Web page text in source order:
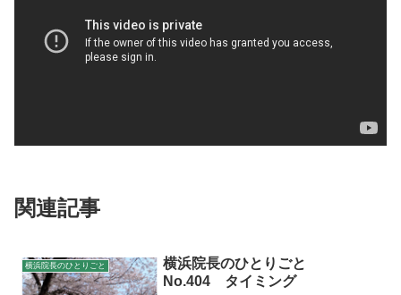
関連記事
横浜院長のひとりごと
横浜院長のひとりごと
No.404 タイミング